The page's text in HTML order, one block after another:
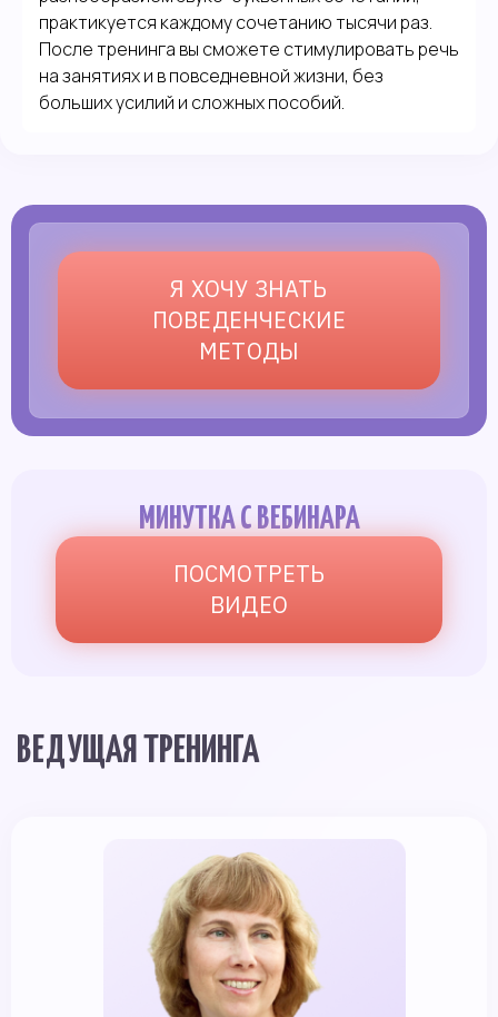
практикуется каждому сочетанию тысячи раз.
После тренинга вы сможете стимулировать речь
на занятиях и в повседневной жизни, без
больших усилий и сложных пособий.
Я ХОЧУ ЗНАТЬ
ПОВЕДЕНЧЕСКИЕ
МЕТОДЫ
МИНУТКА С ВЕБИНАРА
ПОСМОТРЕТЬ
ВИДЕО
ВЕДУЩАЯ ТРЕНИНГА